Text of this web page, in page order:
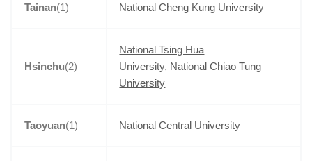
Tainan(1) National Cheng Kung University
Hsinchu(2)
National Tsing Hua
University, National Chiao Tung
University
Taoyuan(1) National Central University